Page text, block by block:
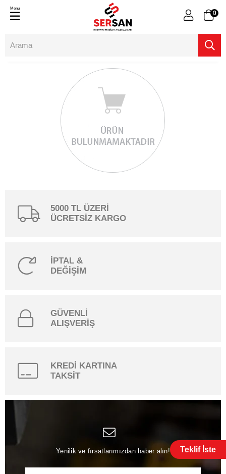
Teklif İste
0
Menu
5000 TL ÜZERİ
ÜCRETSİZ KARGO
İPTAL &
DEĞİŞİM
GÜVENLİ
ALIŞVERİŞ
KREDİ KARTINA
TAKSİT
Yenilik ve fırsatlarımızdan haber alın!